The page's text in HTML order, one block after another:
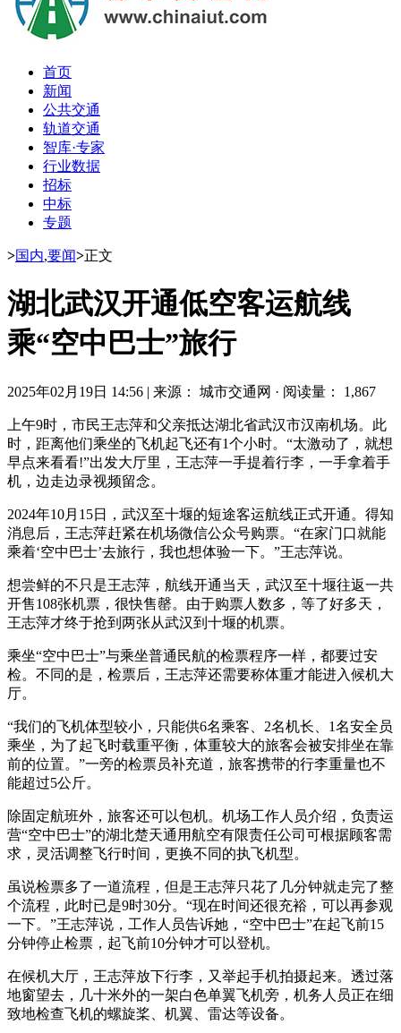
首页
新闻
公共交通
轨道交通
智库·专家
行业数据
招标
中标
专题
>国内,要闻>正文
湖北武汉开通低空客运航线
乘“空中巴士”旅行
2025年02月19日 14:56 | 来源： 城市交通网 · 阅读量： 1,867
上午9时，市民王志萍和父亲抵达湖北省武汉市汉南机场。此
时，距离他们乘坐的飞机起飞还有1个小时。“太激动了，就想
早点来看看!”出发大厅里，王志萍一手提着行李，一手拿着手
机，边走边录视频留念。
2024年10月15日，武汉至十堰的短途客运航线正式开通。得知
消息后，王志萍赶紧在机场微信公众号购票。“在家门口就能
乘着‘空中巴士’去旅行，我也想体验一下。”王志萍说。
想尝鲜的不只是王志萍，航线开通当天，武汉至十堰往返一共
开售108张机票，很快售罄。由于购票人数多，等了好多天，
王志萍才终于抢到两张从武汉到十堰的机票。
乘坐“空中巴士”与乘坐普通民航的检票程序一样，都要过安
检。不同的是，检票后，王志萍还需要称体重才能进入候机大
厅。
“我们的飞机体型较小，只能供6名乘客、2名机长、1名安全员
乘坐，为了起飞时载重平衡，体重较大的旅客会被安排坐在靠
前的位置。”一旁的检票员补充道，旅客携带的行李重量也不
能超过5公斤。
除固定航班外，旅客还可以包机。机场工作人员介绍，负责运
营“空中巴士”的湖北楚天通用航空有限责任公司可根据顾客需
求，灵活调整飞行时间，更换不同的执飞机型。
虽说检票多了一道流程，但是王志萍只花了几分钟就走完了整
个流程，此时已是9时30分。“现在时间还很充裕，可以再参观
一下。”王志萍说，工作人员告诉她，“空中巴士”在起飞前15
分钟停止检票，起飞前10分钟才可以登机。
在候机大厅，王志萍放下行李，又举起手机拍摄起来。透过落
地窗望去，几十米外的一架白色单翼飞机旁，机务人员正在细
致地检查飞机的螺旋桨、机翼、雷达等设备。